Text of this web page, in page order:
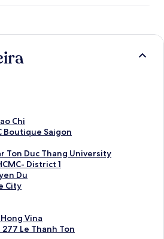
Chi
Boutique Saigon
Ton Duc Thang University
District 1
Du
City
Vina
Le Thanh Ton